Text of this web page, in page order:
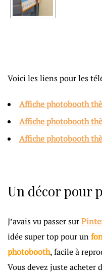
Voici les liens pour les
Affiche photobooth
Affiche photobooth
Affiche photobooth
Un décor pour
J’avais vu passer sur
idée super top pour un
photobooth, facile à
Vous devez juste acheter